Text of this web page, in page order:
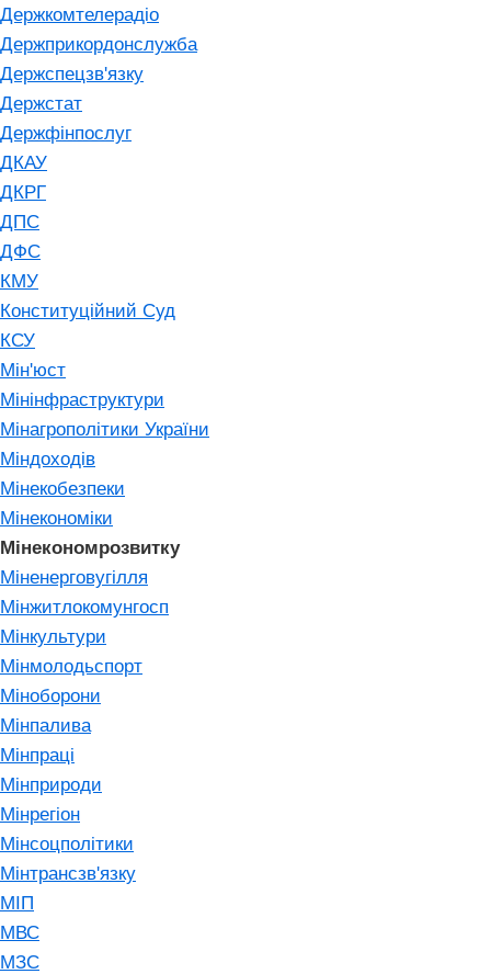
Держкомтелерадіо
Держприкордонслужба
Держспецзв'язку
Держстат
Держфінпослуг
ДКАУ
ДКРГ
ДПС
ДФС
КМУ
Конституційний Суд
КСУ
Мін'юст
Мінінфраструктури
Мінагрополітики України
Міндоходів
Мінекобезпеки
Мінекономіки
Мінекономрозвитку
Міненерговугілля
Мінжитлокомунгосп
Мінкультури
Мінмолодьспорт
Міноборони
Мінпалива
Мінпраці
Мінприроди
Мінрегіон
Мінсоцполітики
Мінтрансзв'язку
МІП
МВС
МЗС